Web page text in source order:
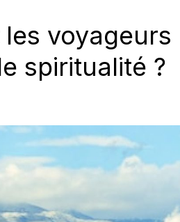
voyageurs
spiritualité ?